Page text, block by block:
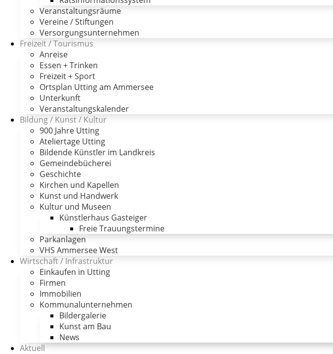
Veranstaltungsräume
Vereine / Stiftungen
Versorgungsunternehmen
Freizeit / Tourismus
Anreise
Essen + Trinken
Freizeit + Sport
Ortsplan Utting am Ammersee
Unterkunft
Veranstaltungskalender
Bildung / Kunst / Kultur
900 Jahre Utting
Ateliertage Utting
Bildende Künstler im Landkreis
Gemeindebücherei
Geschichte
Kirchen und Kapellen
Kunst und Handwerk
Kultur und Museen
Künstlerhaus Gasteiger
Freie Trauungstermine
Parkanlagen
VHS Ammersee West
Wirtschaft / Infrastruktur
Einkaufen in Utting
Firmen
Immobilien
Kommunalunternehmen
Bildergalerie
Kunst am Bau
News
Aktuell